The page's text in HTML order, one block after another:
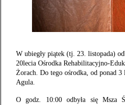
W ubiegły piątek (tj. 23. listopada)
20lecia Ośrodka Rehabilitacyjno-
Żorach. Do tego ośrodka, od ponad 3
Agula.
O godz. 10:00 odbyła się Msza